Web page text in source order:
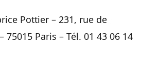
Pottier – 231, rue de
75015 Paris – Tél. 01 43 06 14